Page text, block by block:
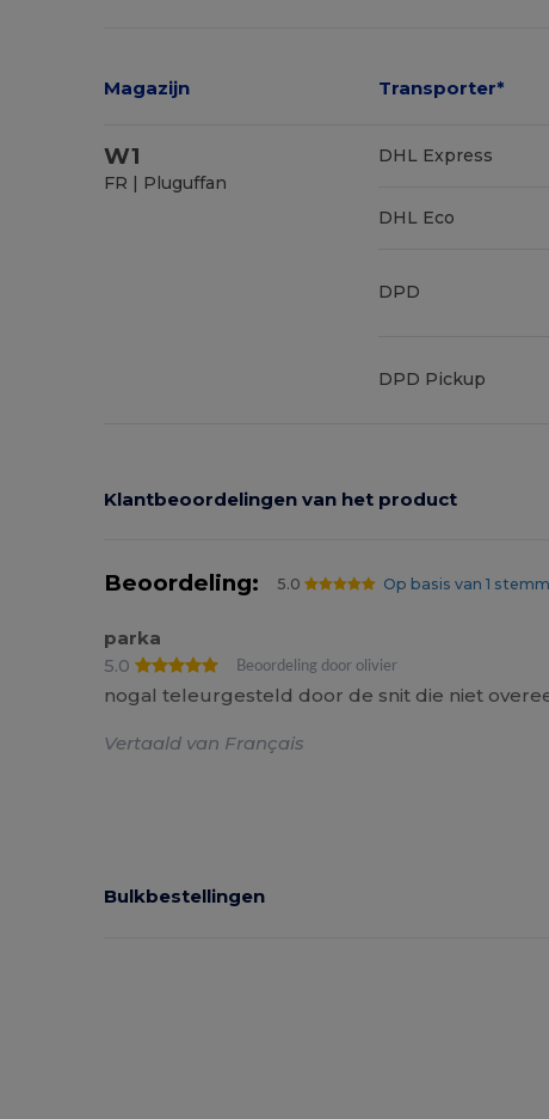
Magazijn Transporter*
W1
FR | Pluguffan
DHL Express
DHL Eco
DPD
DPD Pickup
Klantbeoordelingen van het product
Beoordeling: 5.0 Op basis van 1
parka
5.0
Beoordeling door olivier
nogal teleurgesteld door de snit die niet
Vertaald van Français
Bulkbestellingen